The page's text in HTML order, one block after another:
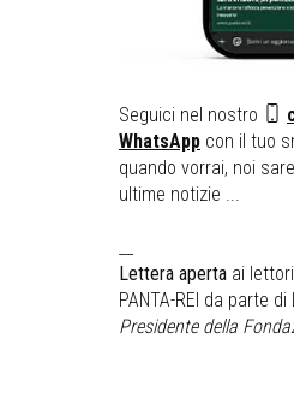
Seguici nel nostro
WhatsApp con il tuo
quando vorrai, noi
ultime notizie ...
Lettera aperta ai
PANTA-REI da parte di
Presidente della